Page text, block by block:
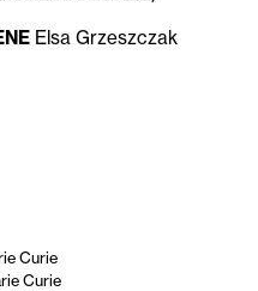
Elsa Grzeszczak
Curie
Curie